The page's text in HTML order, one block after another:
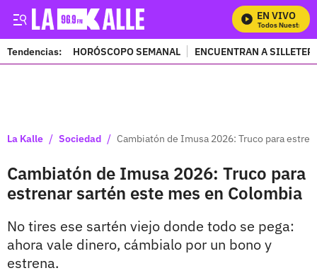
EN VIVO
Mira Todos Nuestros
Tendencias: HORÓSCOPO SEMANAL ENCUENTRAN A
La Kalle / Sociedad / Cambiatón de Imusa 2026: Truco para
Cambiatón de Imusa 2026: Truco para
estrenar sartén este mes en Colombia
No tires ese sartén viejo donde todo se pega:
ahora vale dinero, cámbialo por un bono y
estrena.